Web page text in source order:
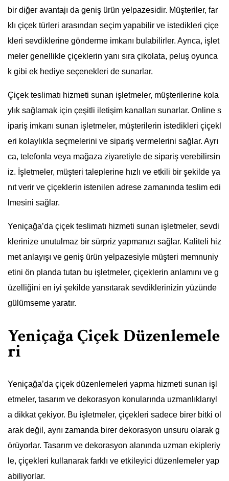
bir diğer avantajı da geniş ürün yelpazesidir. Müşteriler, far
klı çiçek türleri arasından seçim yapabilir ve istedikleri çiçe
kleri sevdiklerine gönderme imkanı bulabilirler. Ayrıca, işlet
meler genellikle çiçeklerin yanı sıra çikolata, peluş oyunca
k gibi ek hediye seçenekleri de sunarlar.
Çiçek teslimatı hizmeti sunan işletmeler, müşterilerine kola
ylık sağlamak için çeşitli iletişim kanalları sunarlar. Online s
ipariş imkanı sunan işletmeler, müşterilerin istedikleri çiçekl
eri kolaylıkla seçmelerini ve sipariş vermelerini sağlar. Ayrı
ca, telefonla veya mağaza ziyaretiyle de sipariş verebilirsin
iz. İşletmeler, müşteri taleplerine hızlı ve etkili bir şekilde ya
nıt verir ve çiçeklerin istenilen adrese zamanında teslim edi
lmesini sağlar.
Yeniçağa’da çiçek teslimatı hizmeti sunan işletmeler, sevdi
klerinize unutulmaz bir sürpriz yapmanızı sağlar. Kaliteli hiz
met anlayışı ve geniş ürün yelpazesiyle müşteri memnuniy
etini ön planda tutan bu işletmeler, çiçeklerin anlamını ve g
üzelliğini en iyi şekilde yansıtarak sevdiklerinizin yüzünde
gülümseme yaratır.
Yeniçağa Çiçek Düzenlemele
ri
Yeniçağa’da çiçek düzenlemeleri yapma hizmeti sunan işl
etmeler, tasarım ve dekorasyon konularında uzmanlıklarıyl
a dikkat çekiyor. Bu işletmeler, çiçekleri sadece birer bitki ol
arak değil, aynı zamanda birer dekorasyon unsuru olarak g
örüyorlar. Tasarım ve dekorasyon alanında uzman ekipleriy
le, çiçekleri kullanarak farklı ve etkileyici düzenlemeler yap
abiliyorlar.